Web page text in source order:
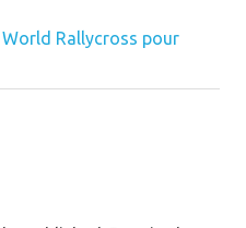
Rallycross pour